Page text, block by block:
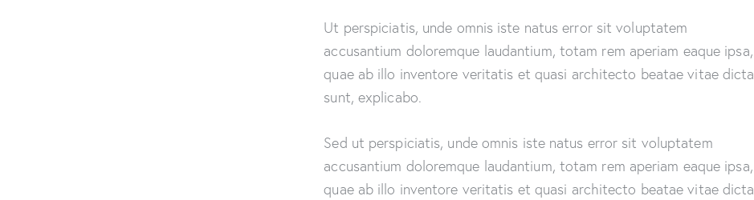
Ut perspiciatis, unde omnis iste natus error sit voluptatem
accusantium doloremque laudantium, totam rem aperiam eaque ipsa,
quae ab illo inventore veritatis et quasi architecto beatae vitae dicta
sunt, explicabo.
Sed ut perspiciatis, unde omnis iste natus error sit voluptatem
accusantium doloremque laudantium, totam rem aperiam eaque ipsa,
quae ab illo inventore veritatis et quasi architecto beatae vitae dicta